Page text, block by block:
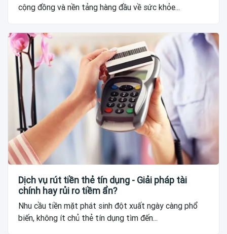
cộng đồng và nền tảng hàng đầu về sức khỏe...
Dịch vụ rút tiền thẻ tín dụng - Giải pháp tài
chính hay rủi ro tiềm ẩn?
Nhu cầu tiền mặt phát sinh đột xuất ngày càng phổ
biến, không ít chủ thẻ tín dụng tìm đến...